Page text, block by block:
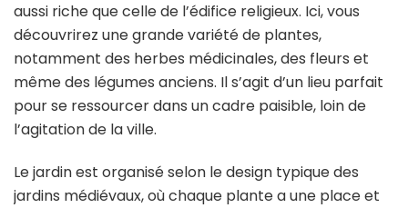
aussi riche que celle de l’édifice religieux. Ici, vous
découvrirez une grande variété de plantes,
notamment des herbes médicinales, des fleurs et
même des légumes anciens. Il s’agit d’un lieu parfait
pour se ressourcer dans un cadre paisible, loin de
l’agitation de la ville.
Le jardin est organisé selon le design typique des
jardins médiévaux, où chaque plante a une place et